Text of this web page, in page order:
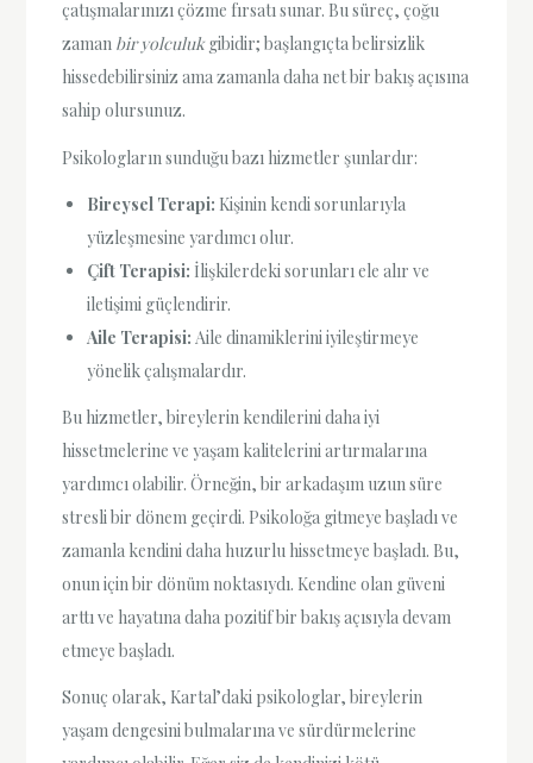
çatışmalarınızı çözme fırsatı sunar. Bu süreç, çoğu
zaman bir yolculuk gibidir; başlangıçta belirsizlik
hissedebilirsiniz ama zamanla daha net bir bakış açısına
sahip olursunuz.
Psikologların sunduğu bazı hizmetler şunlardır:
Bireysel Terapi: Kişinin kendi sorunlarıyla
yüzleşmesine yardımcı olur.
Çift Terapisi: İlişkilerdeki sorunları ele alır ve
iletişimi güçlendirir.
Aile Terapisi: Aile dinamiklerini iyileştirmeye
yönelik çalışmalardır.
Bu hizmetler, bireylerin kendilerini daha iyi
hissetmelerine ve yaşam kalitelerini artırmalarına
yardımcı olabilir. Örneğin, bir arkadaşım uzun süre
stresli bir dönem geçirdi. Psikoloğa gitmeye başladı ve
zamanla kendini daha huzurlu hissetmeye başladı. Bu,
onun için bir dönüm noktasıydı. Kendine olan güveni
arttı ve hayatına daha pozitif bir bakış açısıyla devam
etmeye başladı.
Sonuç olarak, Kartal’daki psikologlar, bireylerin
yaşam dengesini bulmalarına ve sürdürmelerine